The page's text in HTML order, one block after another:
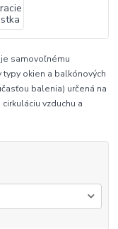
samovoľnému
okien a balkónových
balenia) určená na
vzduchu a